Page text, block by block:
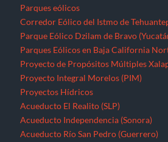
Parques eólicos
Corredor Eólico del Istmo de
Parque Eólico Dzilam de Bravo
Parques Eólicos en Baja California
Proyecto de Propósitos Múltiples
Proyecto Integral Morelos (PIM)
Proyectos Hídricos
Acueducto El Realito (SLP)
Acueducto Independencia (Sonora)
Acueducto Río San Pedro (Guerrero)